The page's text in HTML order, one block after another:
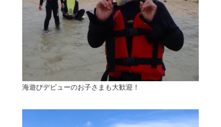
海遊びデビューのお子さまも大歓迎！